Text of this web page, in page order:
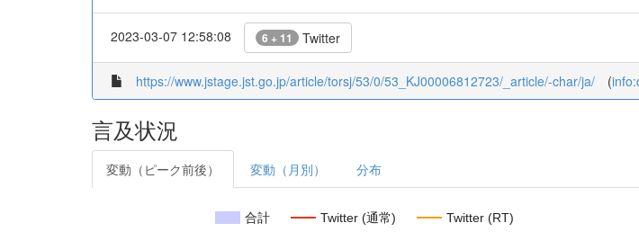
2023-03-07 12:58:08 6 + 11 Twitter
https://www.jstage.jst.go.jp/article/torsj/53/0/53_KJ00006812723/_article/-char/ja/ (
言及状況
変動（ピーク前後） 変動（月別） 分布
合計 Twitter (通常) Twitter (RT)